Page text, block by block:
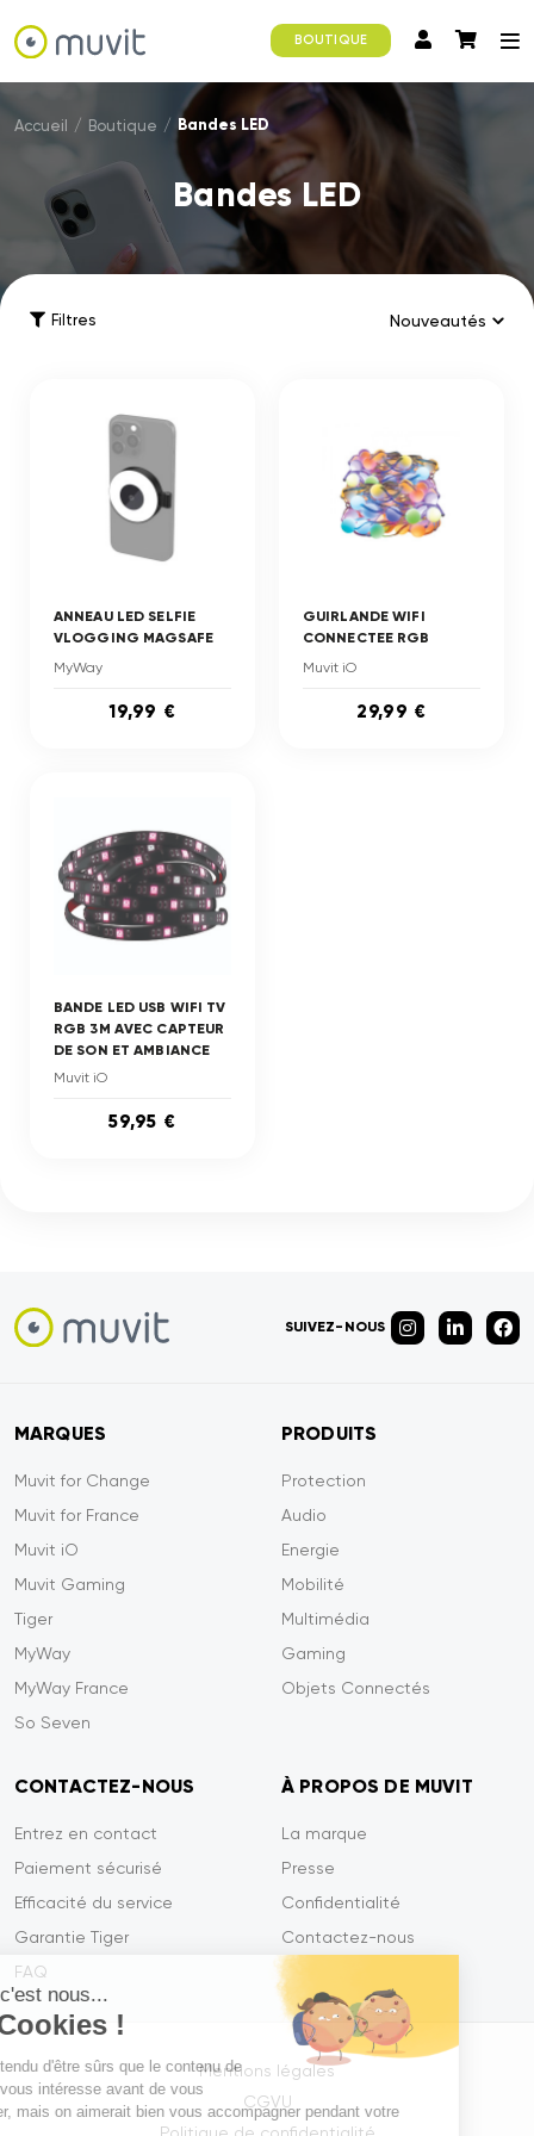
Salut c'est nous...
les Cookies !
On a attendu d'être sûrs que le contenu de
ce site vous intéresse avant de vous
déranger, mais on aimerait bien vous accompagner pendant votre
BOUTIQUE
Accueil / Boutique / Bandes LED
Bandes LED
Filtres
ANNEAU LED SELFIE
VLOGGING MAGSAFE
MyWay
19,99 €
GUIRLANDE WIFI
CONNECTEE RGB
Muvit iO
29,99 €
BANDE LED USB WIFI TV
RGB 3M AVEC CAPTEUR
DE SON ET AMBIANCE
Muvit iO
59,95 €
SUIVEZ-NOUS
MARQUES
Muvit for Change
Muvit for France
Muvit iO
Muvit Gaming
Tiger
MyWay
MyWay France
So Seven
PRODUITS
Protection
Audio
Energie
Mobilité
Multimédia
Gaming
Objets Connectés
CONTACTEZ-NOUS
Entrez en contact
Paiement sécurisé
Efficacité du service
Garantie Tiger
FAQ
À PROPOS DE MUVIT
La marque
Presse
Confidentialité
Contactez-nous
Mentions légales
CGVU